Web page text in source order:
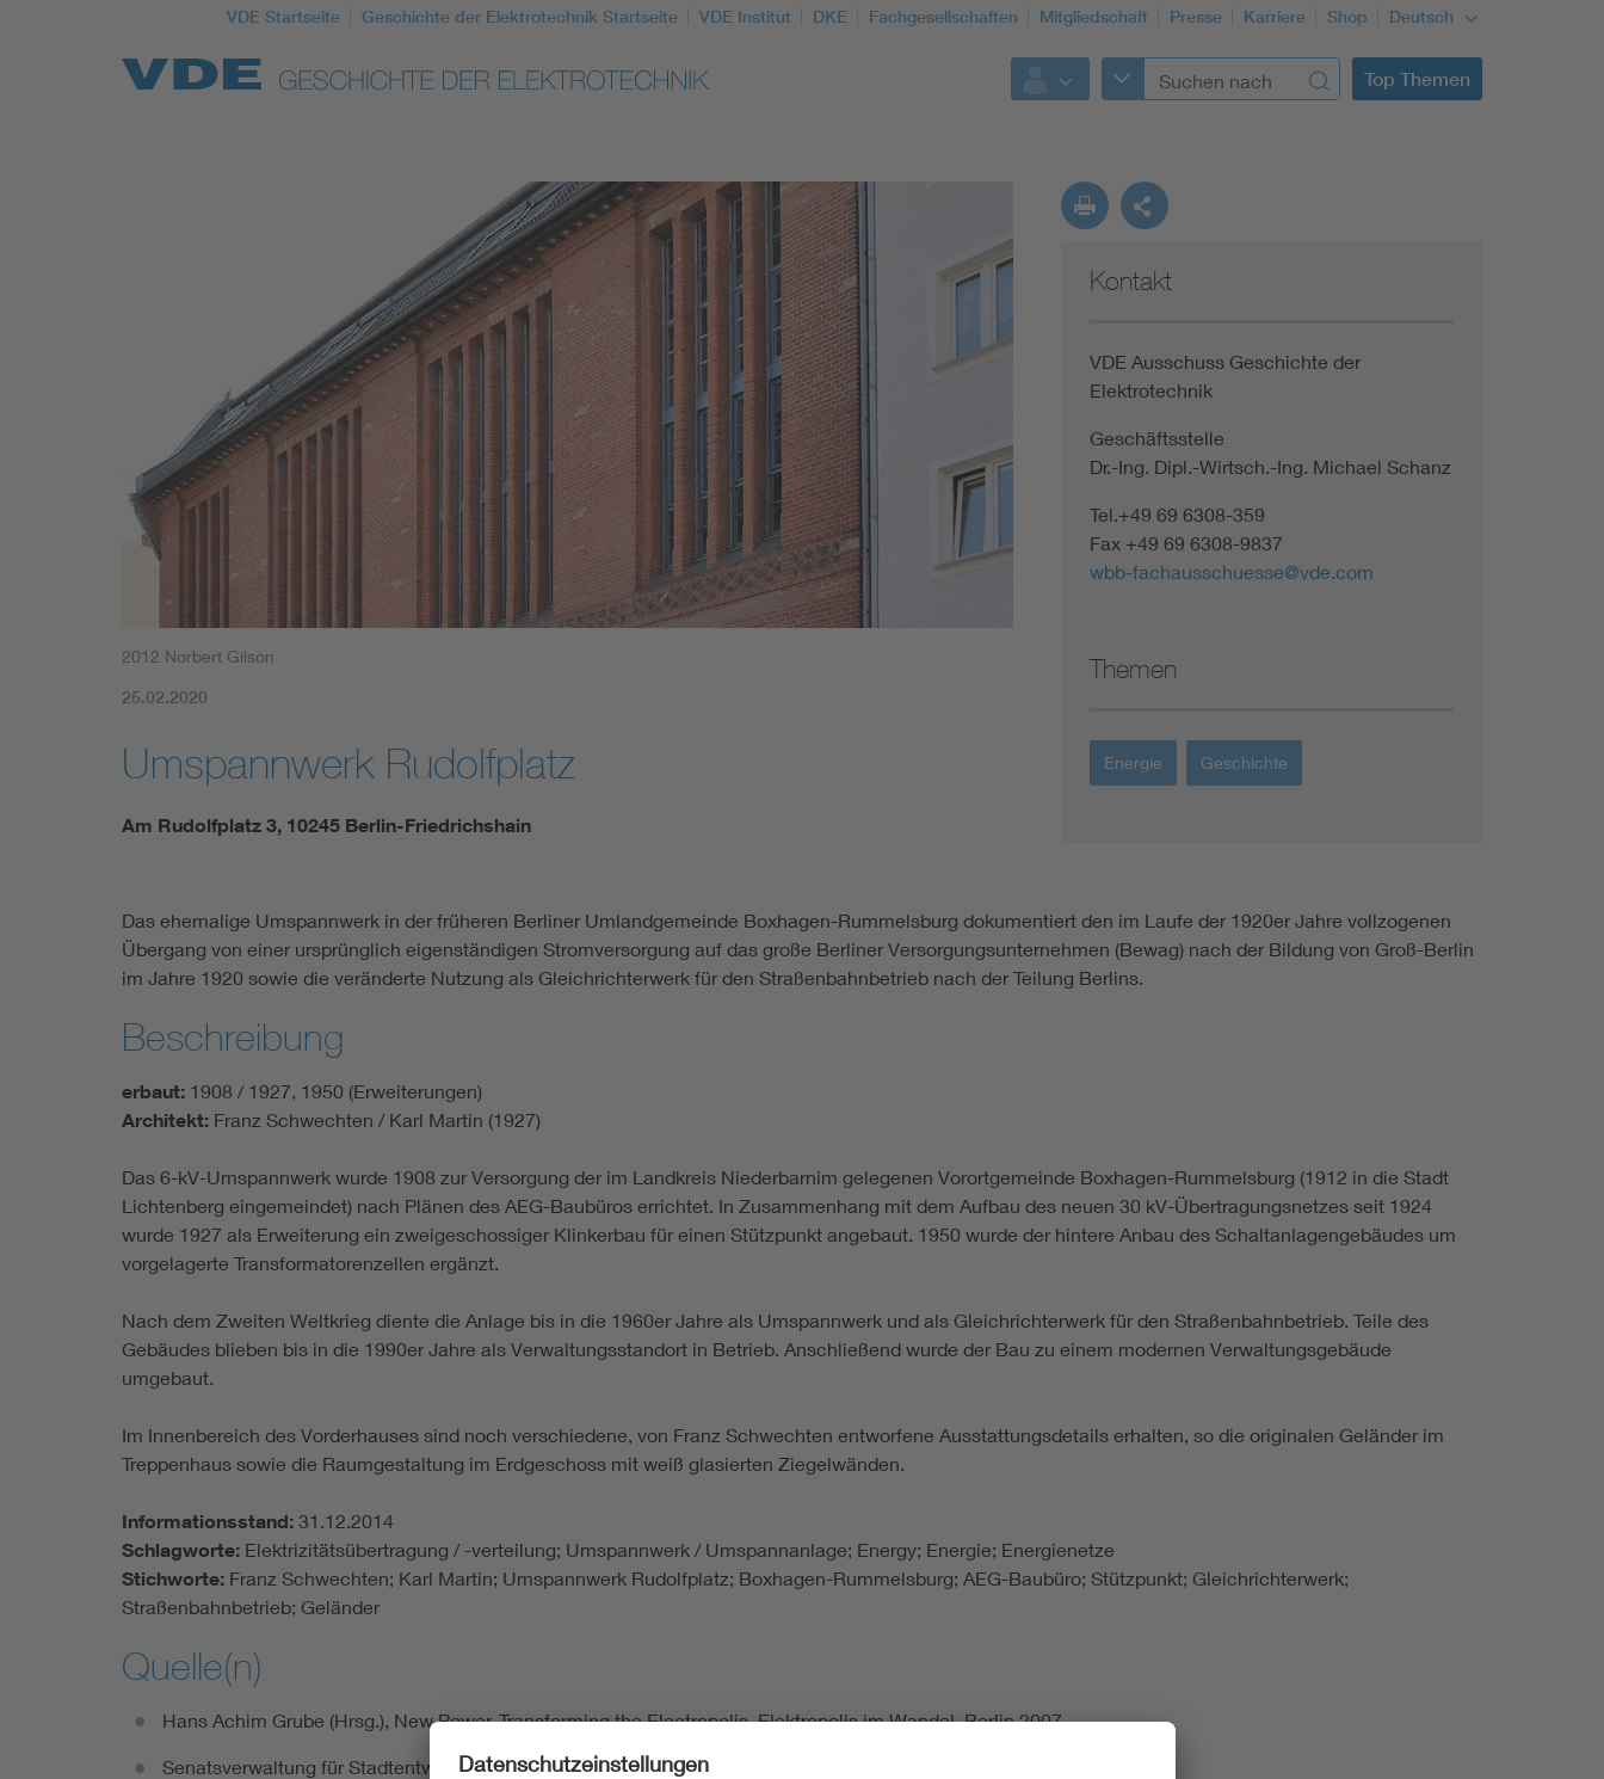
VDE Startseite Geschichte der Elektrotechnik Startseite VDE Institut DKE Fachgesellschaften Mitgliedschaft Presse Karriere Shop Deutsch
Top Themen
2012 Norbert Gilson
25.02.2020
Umspannwerk Rudolfplatz
Am Rudolfplatz 3, 10245 Berlin-Friedrichshain
Kontakt
VDE Ausschuss Geschichte der
Elektrotechnik
Geschäftsstelle
Dr.-Ing. Dipl.-Wirtsch.-Ing. Michael Schanz
Tel.+49 69 6308-359
Fax +49 69 6308-9837
wbb-fachausschuesse@vde.com
Themen
Energie Geschichte
Das ehemalige Umspannwerk in der früheren Berliner Umlandgemeinde Boxhagen-Rummelsburg dokumentiert den im Laufe der 1920er Jahre vollzogenen
Übergang von einer ursprünglich eigenständigen Stromversorgung auf das große Berliner Versorgungsunternehmen (Bewag) nach der Bildung von Groß-Berlin
im Jahre 1920 sowie die veränderte Nutzung als Gleichrichterwerk für den Straßenbahnbetrieb nach der Teilung Berlins.
Beschreibung
erbaut: 1908 / 1927, 1950 (Erweiterungen)
Architekt: Franz Schwechten / Karl Martin (1927)
Das 6-kV-Umspannwerk wurde 1908 zur Versorgung der im Landkreis Niederbarnim gelegenen Vorortgemeinde Boxhagen-Rummelsburg (1912 in die Stadt
Lichtenberg eingemeindet) nach Plänen des AEG-Baubüros errichtet. In Zusammenhang mit dem Aufbau des neuen 30 kV-Übertragungsnetzes seit 1924
wurde 1927 als Erweiterung ein zweigeschossiger Klinkerbau für einen Stützpunkt angebaut. 1950 wurde der hintere Anbau des Schaltanlagengebäudes um
vorgelagerte Transformatorenzellen ergänzt.
Nach dem Zweiten Weltkrieg diente die Anlage bis in die 1960er Jahre als Umspannwerk und als Gleichrichterwerk für den Straßenbahnbetrieb. Teile des
Gebäudes blieben bis in die 1990er Jahre als Verwaltungsstandort in Betrieb. Anschließend wurde der Bau zu einem modernen Verwaltungsgebäude
umgebaut.
Im Innenbereich des Vorderhauses sind noch verschiedene, von Franz Schwechten entworfene Ausstattungsdetails erhalten, so die originalen Geländer im
Treppenhaus sowie die Raumgestaltung im Erdgeschoss mit weiß glasierten Ziegelwänden.
Informationsstand: 31.12.2014
Schlagworte: Elektrizitätsübertragung / -verteilung; Umspannwerk / Umspannanlage; Energy; Energie; Energienetze
Stichworte: Franz Schwechten; Karl Martin; Umspannwerk Rudolfplatz; Boxhagen-Rummelsburg; AEG-Baubüro; Stützpunkt; Gleichrichterwerk;
Straßenbahnbetrieb; Geländer
Quelle(n)
Hans Achim Grube (Hrsg.), New Power. Transforming the Electropolis. Elektropolis im Wandel, Berlin 2007
Senatsverwaltung für Stadtentwicklung, Denkmalliste Berlin (Stand: 14.01.2011), Nr. 09095055